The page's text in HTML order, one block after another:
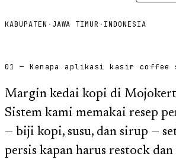
KABUPATEN · JAWA TIMUR · INDONESIA
01 — Kenapa aplikasi kasir coffee
Margin kedai kopi di
Sistem kami memakai resep
— biji kopi, susu, dan sirup —
persis kapan harus restock